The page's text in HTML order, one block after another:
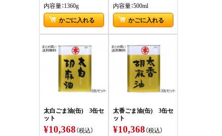
内容量：1360g
かごに入れる
内容量：500ml
かごに入れる
太白ごま油(缶) 3缶セ
ット
¥10,368（税込）
太香ごま油(缶) 3缶セ
ット
¥10,368（税込）